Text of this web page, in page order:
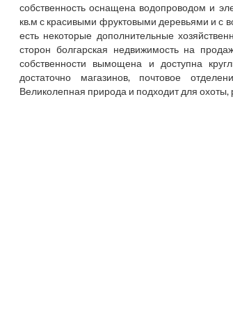
собственность оснащена водопроводом и
кв.м с красивыми фруктовыми деревьями и с
есть некоторые дополнительные
сторон болгарская недвижимость на
собственности вымощена и доступна
достаточно магазинов, почтовое
Великолепная природа и подходит для охоты,